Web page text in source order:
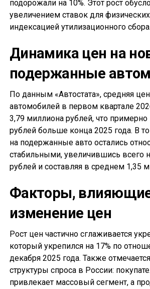
подорожали на 10%. Этот рост
увеличением ставок для
индексацией утилизационного сбора.
Динамика цен на
подержанные
По данным «Автостата», средняя
автомобилей в первом квартале
3,79 миллиона рублей, что примерно
рублей больше конца 2025 года. В
на подержанные авто остались
стабильными, увеличившись всего
рублей и составляя в среднем 1,35
Факторы,
изменение цен
Рост цен частично сглаживается
который укрепился на 17% по
декабря 2025 года. Также
структуры спроса в России:
привлекает массовый сегмент, а